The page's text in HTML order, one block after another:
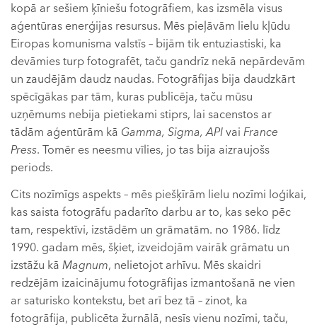
kopā ar sešiem ķīniešu fotogrāfiem, kas izsmēla visus
aģentūras enerģijas resursus. Mēs pieļāvām lielu kļūdu
Eiropas komunisma valstīs – bijām tik entuziastiski, ka
devāmies turp fotografēt, taču gandrīz nekā nepārdevām
un zaudējām daudz naudas. Fotogrāfijas bija daudzkārt
spēcīgākas par tām, kuras publicēja, taču mūsu
uzņēmums nebija pietiekami stiprs, lai sacenstos ar
tādām aģentūrām kā Gamma, Sigma, APIvai France
Press. Tomēr es neesmu vīlies, jo tas bija aizraujošs
periods.
Cits nozīmīgs aspekts – mēs piešķīrām lielu nozīmi loģikai,
kas saista fotogrāfu padarīto darbu ar to, kas seko pēc
tam, respektīvi, izstādēm un grāmatām. no 1986. līdz
1990. gadam mēs, šķiet, izveidojām vairāk grāmatu un
izstāžu kā Magnum, nelietojot arhīvu. Mēs skaidri
redzējām izaicinājumu fotogrāfijas izmantošanā ne vien
ar saturisko kontekstu, bet arī bez tā – zinot, ka
fotogrāfija, publicēta žurnālā, nesīs vienu nozīmi, taču,